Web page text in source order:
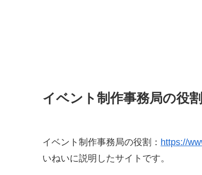
イベント制作事務局の役
イベント制作事務局の役割： https://
いねいに説明したサイトです。